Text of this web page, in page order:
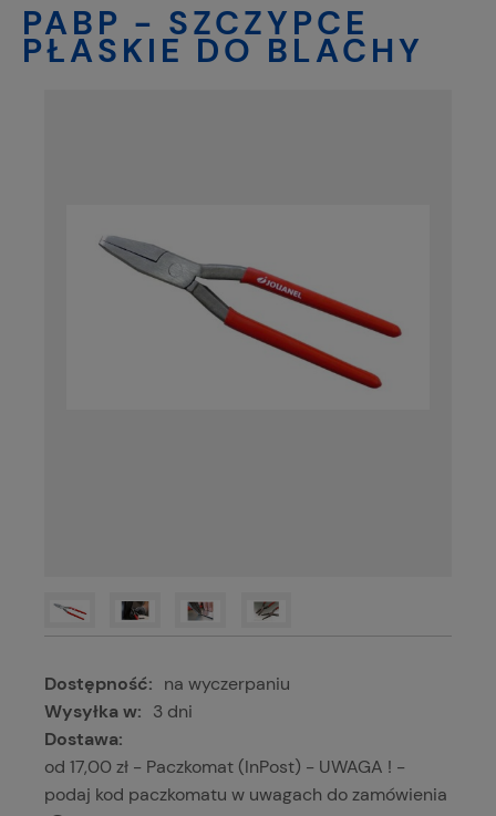
PABP - SZCZYPCE
PŁASKIE DO BLACHY
Dostępność: na wyczerpaniu
Wysyłka w: 3 dni
Dostawa:
od 17,00 zł - Paczkomat (InPost) - UWAGA ! -
podaj kod paczkomatu w uwagach do zamówienia